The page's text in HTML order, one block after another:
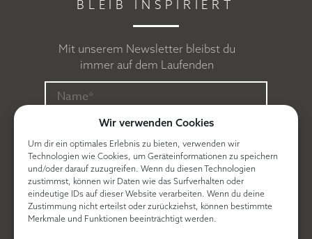
Wir verwenden Cookies
Um dir ein optimales Erlebnis zu bieten, verwenden wir
Technologien wie Cookies, um Geräteinformationen zu speichern
und/oder darauf zuzugreifen. Wenn du diesen Technologien
zustimmst, können wir Daten wie das Surfverhalten oder
eindeutige IDs auf dieser Website verarbeiten. Wenn du deine
Zustimmung nicht erteilst oder zurückziehst, können bestimmte
Merkmale und Funktionen beeinträchtigt werden.
BLEIB INSPIRIERT
Mit unserem Newsletter bleibst du
immer auf dem Laufenden
Ich erkläre mich mit derDatenschutzerklärung